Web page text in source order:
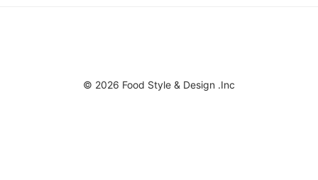
© 2026 Food Style & Design .Inc